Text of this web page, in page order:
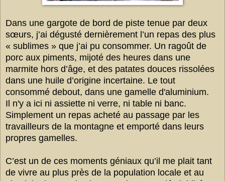
Dans une gargote de bord de piste tenue par deux
sœurs, j’ai dégusté dernièrement l’un repas des plus
« sublimes » que j’ai pu consommer. Un ragoût de
porc aux piments, mijoté des heures dans une
marmite hors d’âge, et des patates douces rissolées
dans une huile d’origine incertaine. Le tout
consommé debout, dans une gamelle d'aluminium.
Il n'y a ici ni assiette ni verre, ni table ni banc.
Simplement un repas acheté au passage par les
travailleurs de la montagne et emporté dans leurs
propres gamelles.
C’est un de ces moments géniaux qu’il me plait tant
de vivre au plus près de la population locale et au